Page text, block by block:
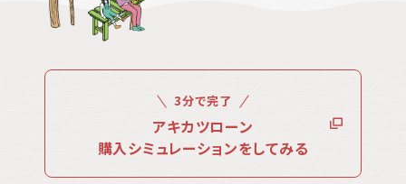
3分で完了
アキカツローン
購入シミュレーションをしてみる